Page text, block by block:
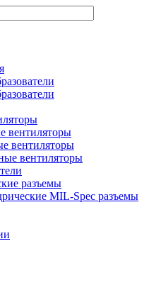
вентиляторы
вентиляторы
вентиляторы
разъемы
MIL-Spec разъемы